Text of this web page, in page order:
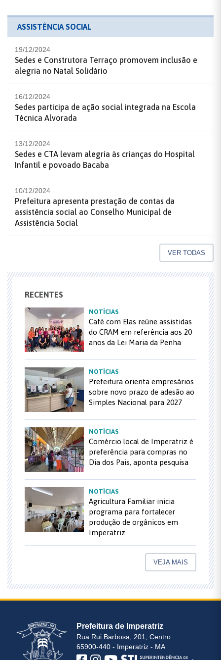
ASSISTÊNCIA SOCIAL
19/12/2024
Sedes e Construtora Terraço promovem inclusão e
alegria no Natal Solidário
16/12/2024
Sedes participa de ação social integrada na Escola
Técnica Alvorada
13/12/2024
Sedes e CTA levam alegria às crianças do Hospital
Infantil e povoado Bacaba
10/12/2024
Prefeitura apresenta prestação de contas da
assistência social ao Conselho Municipal de
Assistência Social
VER TODAS
RECENTES
NOTÍCIAS
Café com Elas reúne assistidas
do CRAM em referência aos 20
anos da Lei Maria da Penha
NOTÍCIAS
Prefeitura orienta empresários
sobre novo prazo de adesão ao
Simples Nacional para 2027
NOTÍCIAS
Comércio local de Imperatriz é
preferência para compras no
Dia dos Pais, aponta pesquisa
NOTÍCIAS
Agricultura Familiar inicia
programa para fortalecer
produção de orgânicos em
Imperatriz
VEJA MAIS
Prefeitura de Imperatriz
Rua Rui Barbosa, 201, Centro
65900-440 - Imperatriz - MA